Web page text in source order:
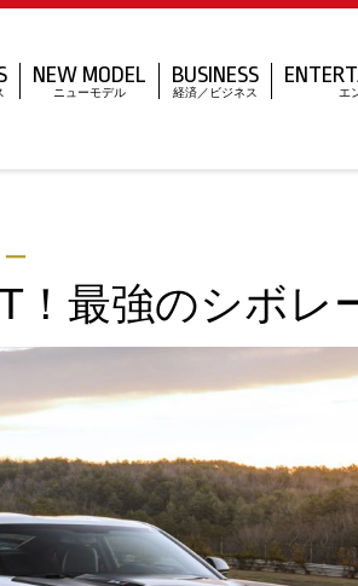
NEW MODEL
ニューモデル
BUSINESS
経済／ビジネス エ
！最強のシボレ